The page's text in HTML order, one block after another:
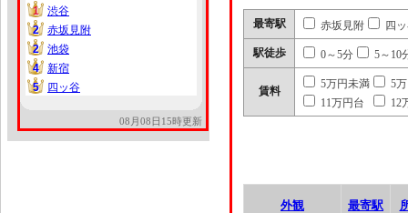
1
1
渋谷
2
2
赤坂見附
2
2
池袋
4
4
新宿
5
5 四ッ谷
08月08日15時更新
最寄駅 赤坂見附 四
駅徒歩 0～5分 5～10
賃料
5万円未満
5
11万円台
12
外観 最寄駅